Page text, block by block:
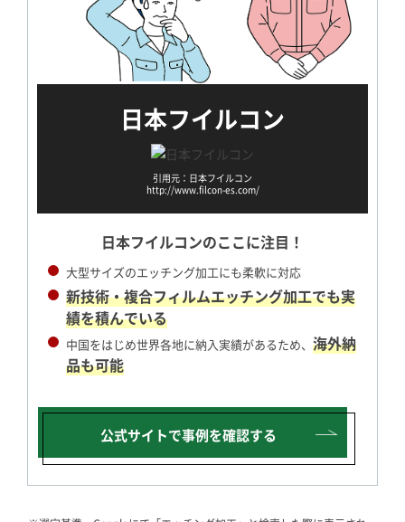
日本フイルコン
引用元：日本フイルコン
http://www.filcon-es.com/
日本フイルコンのここに注目！
大型サイズのエッチング加工にも柔軟に対応
新技術・複合フィルムエッチング加工でも実
績を積んでいる
中国をはじめ世界各地に納入実績があるため、 海外納
品も可能
公式サイトで事例を確認する